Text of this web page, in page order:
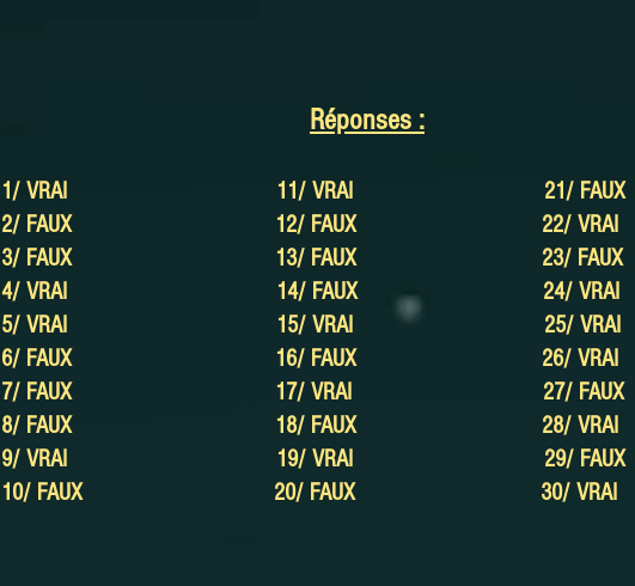
Réponses :
1/ VRAI 11/ VRAI
21/ FAUX
2/ FAUX 12/ FAUX 22/ VRAI
3/ FAUX 13/ FAUX 23/ FAUX
4/ VRAI 14/ FAUX 24/ VRAI
5/ VRAI 15/ VRAI 25/ VRAI
6/ FAUX 16/ FAUX 26/ VRAI
7/ FAUX 17/ VRAI 27/ FAUX
8/ FAUX18/ FAUX 28/ VRAI
9/ VRAI 19/ VRAI 29/ FAUX
10/ FAUX 20/ FAUX 30/ VRAI